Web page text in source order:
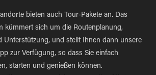
bieten auch Tour-Pakete an. Das
kümmert sich um die Routenplanung,
Unterstützung, und stellt Ihnen dann unsere
zur Verfügung, so dass Sie einfach
starten und genießen können.